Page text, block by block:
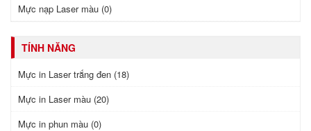
Mực nạp Laser màu (0)
TÍNH NĂNG
Mực in Laser trắng đen (18)
Mực in Laser màu (20)
Mực in phun màu (0)